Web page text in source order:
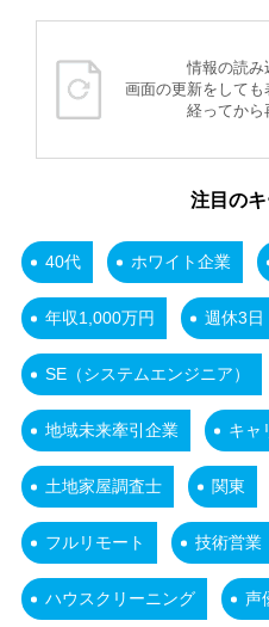
情報の読み
画面の更新をしても
経ってから
注目の
40代 ホワイト企業
年収1,000万円 週休3日
SE（システムエンジニア）
地域未来牽引企業 キャ
土地家屋調査士 関東
フルリモート 技術営業
ハウスクリーニング 声